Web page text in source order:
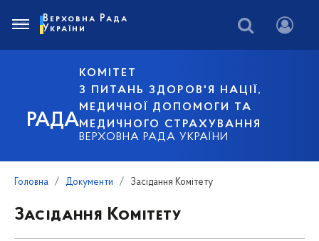
РАДА
КОМІТЕТ
З ПИТАНЬ ЗДОРОВ'Я НАЦІЇ,
МЕДИЧНОЇ ДОПОМОГИ ТА
МЕДИЧНОГО СТРАХУВАННЯ
ВЕРХОВНА РАДА УКРАЇНИ
Верховна Рада
України
Головна Документи Засідання Комітету
Засідання Комітету